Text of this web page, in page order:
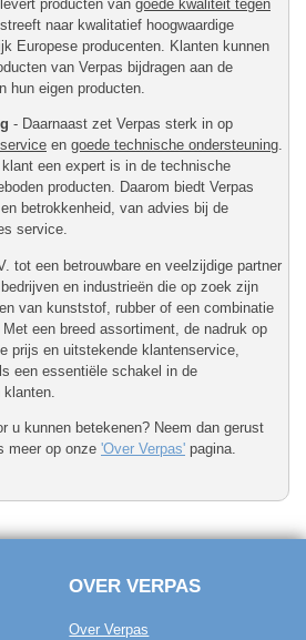
producten van goede kwaliteit tegen
streeft naar kwalitatief hoogwaardige
Europese producenten. Klanten kunnen
van Verpas bijdragen aan de
hun eigen producten.
- Daarnaast zet Verpas sterk in op
en goede technische ondersteuning.
een expert is in de technische
producten. Daarom biedt Verpas
betrokkenheid, van advies bij de
service.
tot een betrouwbare en veelzijdige partner
en industrieën die op zoek zijn
van kunststof, rubber of een combinatie
een breed assortiment, de nadruk op
prijs en uitstekende klantenservice,
een essentiële schakel in de
u kunnen betekenen? Neem dan gerust
meer op onze 'Over Verpas' pagina.
OVER VERPAS
Over Verpas